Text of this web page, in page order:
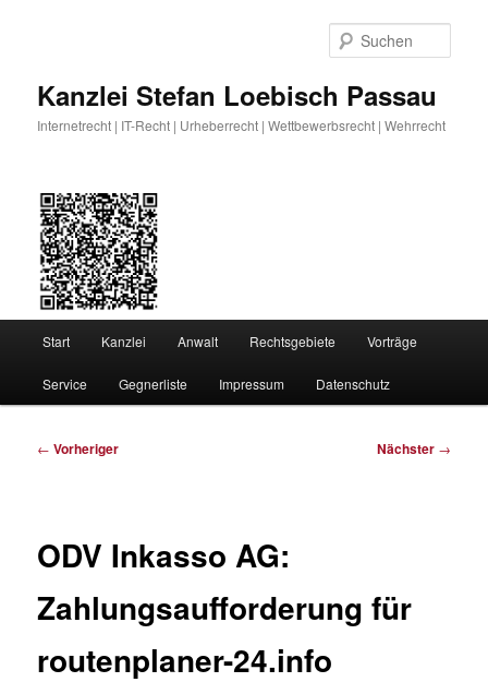
Kanzlei Stefan Loebisch Passau
Internetrecht | IT-Recht | Urheberrecht | Wettbewerbsrecht | Wehrrecht
Start Kanzlei Anwalt Rechtsgebiete Vorträge
Service Gegnerliste Impressum Datenschutz
Beitragsnavigation
← Vorheriger Nächster →
ODV Inkasso AG:
Zahlungsaufforderung für
routenplaner-24.info